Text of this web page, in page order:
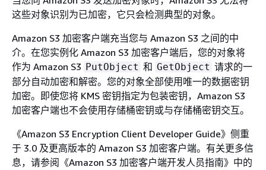
这些对象识别为已加密，它只会检测典型的对象。
Amazon S3 加密客户端充当您与 Amazon S3 之间的中
介。在您实例化 Amazon S3 加密客户端后，您的对象将
作为 Amazon S3 PutObject 和 GetObject 请求的一
部分自动加密和解密。您的对象全部使用唯一的数据密钥
加密。即使您将 KMS 密钥指定为包装密钥，Amazon S3
加密客户端也不会使用存储桶密钥或与存储桶密钥交互。
《Amazon S3 Encryption Client Developer Guide》 侧重
于 3.0 及更高版本的 Amazon S3 加密客户端。有关更多信
息，请参阅《Amazon S3 加密客户端开发人员指南》 中的